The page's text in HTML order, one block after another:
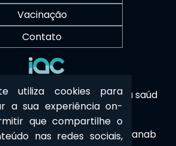
Vacinação
Contato
- Cuidamos também da saúd
e do planeta
Lane, 330/340 - Jardim Guanab
utiliza cookies para
a sua experiência on-
que compartilhe o
nas redes sociais,